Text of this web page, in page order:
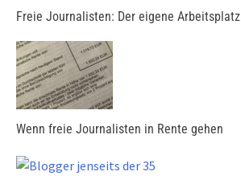
Freie Journalisten: Der eigene Arbeitsplatz
Wenn freie Journalisten in Rente gehen